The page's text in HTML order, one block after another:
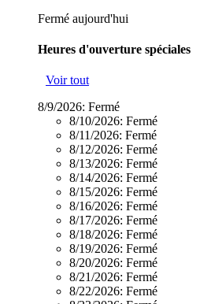
Fermé aujourd'hui
Heures d'ouverture spéciales
Voir tout
8/9/2026: Fermé
8/10/2026: Fermé
8/11/2026: Fermé
8/12/2026: Fermé
8/13/2026: Fermé
8/14/2026: Fermé
8/15/2026: Fermé
8/16/2026: Fermé
8/17/2026: Fermé
8/18/2026: Fermé
8/19/2026: Fermé
8/20/2026: Fermé
8/21/2026: Fermé
8/22/2026: Fermé